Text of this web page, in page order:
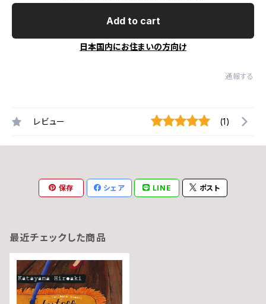
Add to cart
日本国内にお住まいの方向け
通報する
レビュー (1)
保存 シェア LINE ポスト
最近チェックした商品